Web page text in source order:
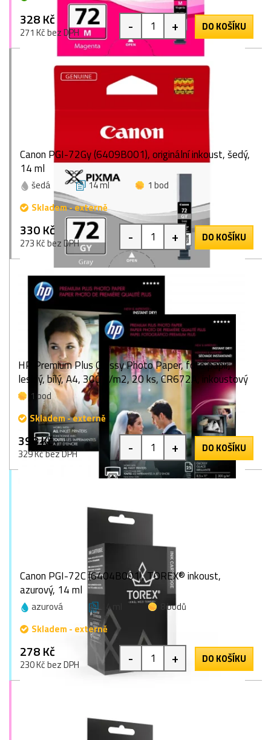
328 Kč
271 Kč bez DPH - + DO KOŠÍKU
Canon PGI-72Gy (6409B001), originální inkoust, šedý,
14 ml
šedá 14 ml
1 bod
Skladem - externě
330 Kč
273 Kč bez DPH - + DO KOŠÍKU
HP Premium Plus Glossy Photo Paper, foto papír,
lesklý, bílý, A4, 300 g/m2, 20 ks, CR672A, inkoustový
1 bod
Skladem - externě
398 Kč
329 Kč bez DPH - + DO KOŠÍKU
Canon PGI-72C (6404B001), TOREX® inkoust,
azurový, 14 ml
azurová 14 ml
8 bodů
Skladem - externě
278 Kč
230 Kč bez DPH - + DO KOŠÍKU